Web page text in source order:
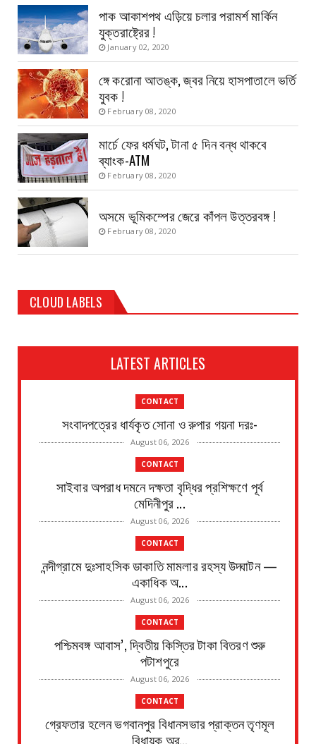
পাক আকাশপথ এড়িয়ে চলার পরামর্শ মার্কিন
যুক্তরাষ্ট্রের !
January 02, 2020
ঙ্গে করোনা আতঙ্ক, জ্বর নিয়ে হাসপাতালে ভর্তি
যুবক !
February 08, 2020
মার্চে ফের ধর্মঘট, টানা ৫ দিন বন্ধ থাকবে
ব্যাংক-ATM
February 08, 2020
অসমে ভূমিকম্পের জেরে কাঁপল উত্তরবঙ্গ !
February 08, 2020
CLOUD LABELS
LATEST ARTICLES
CONTACT
সংবাদপত্রের ধার্যকৃত সোনা ও রুপার গয়না দরঃ-
August 06, 2026
CONTACT
সাইবার অপরাধ দমনে দক্ষতা বৃদ্ধির প্রশিক্ষণে পূর্ব
মেদিনীপুর ...
August 06, 2026
CONTACT
নন্দীগ্রামে দুঃসাহসিক ডাকাতি মামলার রহস্য উদ্ঘাটন —
একাধিক অ...
August 06, 2026
CONTACT
পশ্চিমবঙ্গ আবাস’, দ্বিতীয় কিস্তির টাকা বিতরণ শুরু
পটাশপুরে
August 06, 2026
CONTACT
গ্রেফতার হলেন ভগবানপুর বিধানসভার প্রাক্তন তৃণমূল
বিধায়ক অর্...